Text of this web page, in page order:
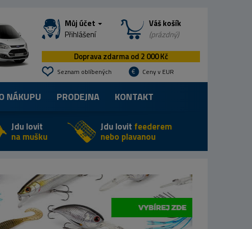
Můj účet
Přihlášení
Váš košík
(prázdný)
Doprava zdarma od 2 000 Kč
Seznam oblíbených Ceny v EUR
NÁKUPU PRODEJNA KONTAKT
Jdu lovit
na mušku
Jdu lovit feederem
nebo plavanou